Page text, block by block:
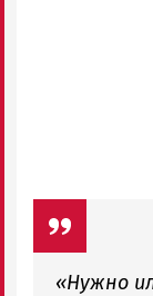
«Нужно